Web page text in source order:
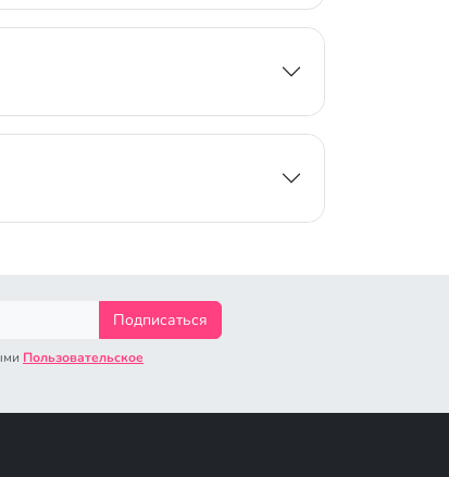
Подписаться
Пользовательское